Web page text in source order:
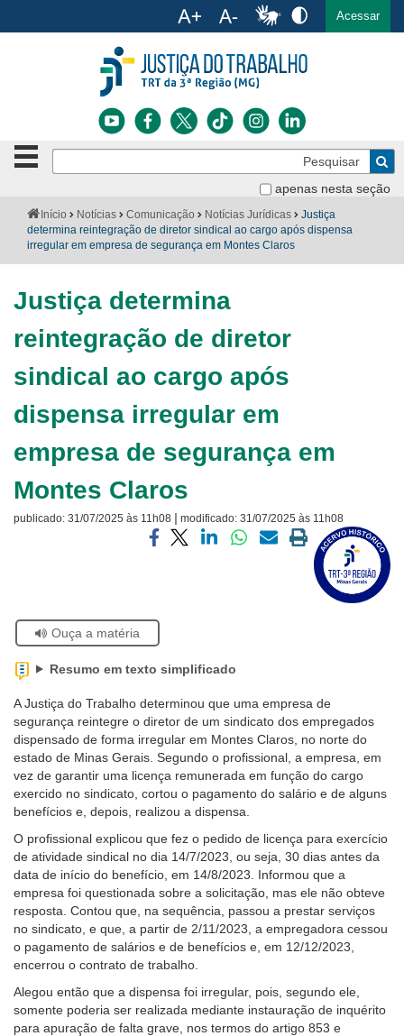
Ir para o menu Ir para a busca Ir para o rodapé
Acessar
apenas nesta seção
Botão
de
clique
para
fechar
o
menu
Notícias
Jurisprudência
Transparência
Ouvidoria
Você
está
aqui:
Início Notícias Comunicação Notícias Jurídicas
Justiça
determina reintegração de diretor sindical ao cargo após dispensa
irregular em empresa de segurança em Montes Claros
Justiça determina
reintegração de diretor
sindical ao cargo após
dispensa irregular em
empresa de segurança em
Montes Claros
publicado: 31/07/2025 às 11h08 | modificado: 31/07/2025 às 11h08
Acervo
Histórico
Compartilhar
Imprimir
página
Se
estiver
usando
leitor
de
tela,
ignore
este
botão.
Ele
é
recurso
de
acessibilidade
para
pessoas
com
baixa
visão.
Ouça a matéria
Resumo em texto simplificado
A Justiça do Trabalho determinou que uma empresa de
segurança reintegre o diretor de um sindicato dos empregados
dispensado de forma irregular em Montes Claros, no norte do
estado de Minas Gerais. Segundo o profissional, a empresa, em
vez de garantir uma licença remunerada em função do cargo
exercido no sindicato, cortou o pagamento do salário e de alguns
benefícios e, depois, realizou a dispensa.
O profissional explicou que fez o pedido de licença para exercício
de atividade sindical no dia 14/7/2023, ou seja, 30 dias antes da
data de início do benefício, em 14/8/2023. Informou que a
empresa foi questionada sobre a solicitação, mas ele não obteve
resposta. Contou que, na sequência, passou a prestar serviços
no sindicato, e que, a partir de 2/11/2023, a empregadora cessou
o pagamento de salários e de benefícios e, em 12/12/2023,
encerrou o contrato de trabalho.
Alegou então que a dispensa foi irregular, pois, segundo ele,
somente poderia ser realizada mediante instauração de inquérito
para apuração de falta grave, nos termos do artigo 853 e